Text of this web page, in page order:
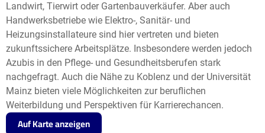
Landwirt, Tierwirt oder Gartenbauverkäufer. Aber auch
Handwerksbetriebe wie Elektro-, Sanitär- und
Heizungsinstallateure sind hier vertreten und bieten
zukunftssichere Arbeitsplätze. Insbesondere werden jedoch
Azubis in den Pflege- und Gesundheitsberufen stark
nachgefragt. Auch die Nähe zu Koblenz und der Universität
Mainz bieten viele Möglichkeiten zur beruflichen
Weiterbildung und Perspektiven für Karrierechancen.
Auf Karte anzeigen